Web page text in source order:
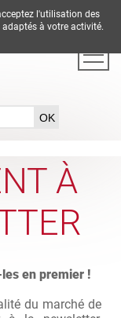
DE EN ES FR IT
À
en premier !
du marché de
l'utilisation des
adaptés à votre activité.